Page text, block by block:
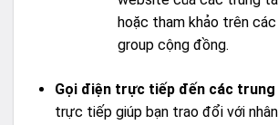
hoặc tham khảo trên
group cộng đồng.
Gọi điện trực tiếp đến các
trực tiếp giúp bạn trao đổi với